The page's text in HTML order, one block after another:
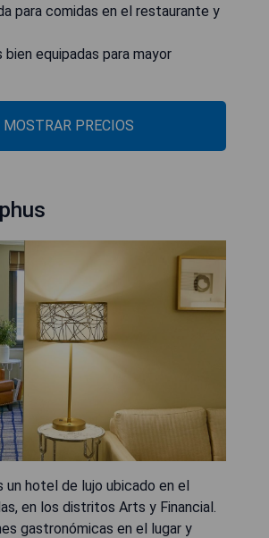
para comidas en el restaurante y
equipadas para mayor
MOSTRAR PRECIOS
un hotel de lujo ubicado en el
en los distritos Arts y Financial.
gastronómicas en el lugar y